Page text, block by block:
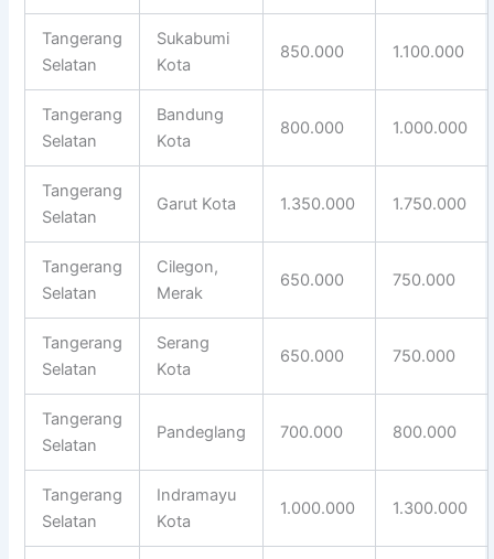
Tangerang
Selatan
Sukabumi
Kota
850.000 1.100.000
Tangerang
Selatan
Bandung
Kota
800.000 1.000.000
Tangerang
Selatan
Garut Kota 1.350.000 1.750.000
Tangerang
Selatan
Cilegon,
Merak
650.000 750.000
Tangerang
Selatan
Serang
Kota
650.000 750.000
Tangerang
Selatan
Pandeglang 700.000 800.000
Tangerang
Selatan
Indramayu
Kota
1.000.000 1.300.000